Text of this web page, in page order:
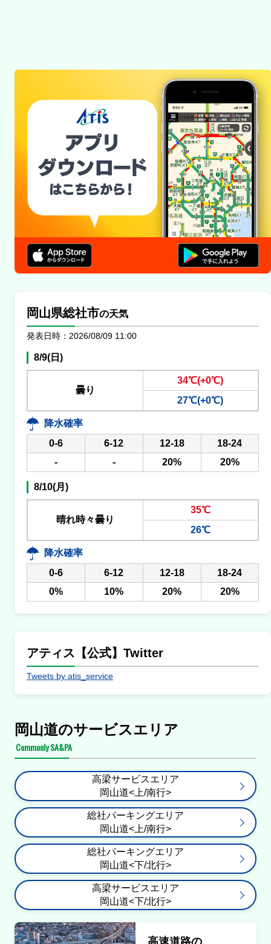
岡山県総社市の天気
発表日時：2026/08/09 11:00
8/9(日)
曇り
34℃(+0℃)
27℃(+0℃)
降水確率
0-6
6-12 12-18
18-24
-
- 20% 20%
8/10(月)
晴れ時々曇り
35℃
26℃
降水確率
0-6
6-12 12-18
18-24
0%
10% 20% 20%
アティス【公式】Twitter
Tweets by atis_service
岡山道のサービスエリア
Commonly SA&PA
高梁サービスエリア
岡山道<上/南行>
総社パーキングエリア
岡山道<上/南行>
総社パーキングエリア
岡山道<下/北行>
高梁サービスエリア
岡山道<下/北行>